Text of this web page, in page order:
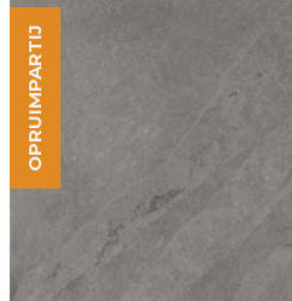
OPRUIMPARTIJ